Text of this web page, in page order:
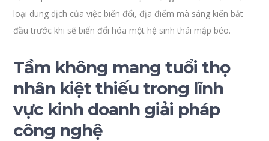
loại dung dịch của việc biến đổi, địa điểm mà sáng kiến bắt
đầu trước khi sẽ biến đổi hóa một hệ sinh thái mập béo.
Tầm không mang tuổi thọ
nhân kiệt thiếu trong lĩnh
vực kinh doanh giải pháp
công nghệ